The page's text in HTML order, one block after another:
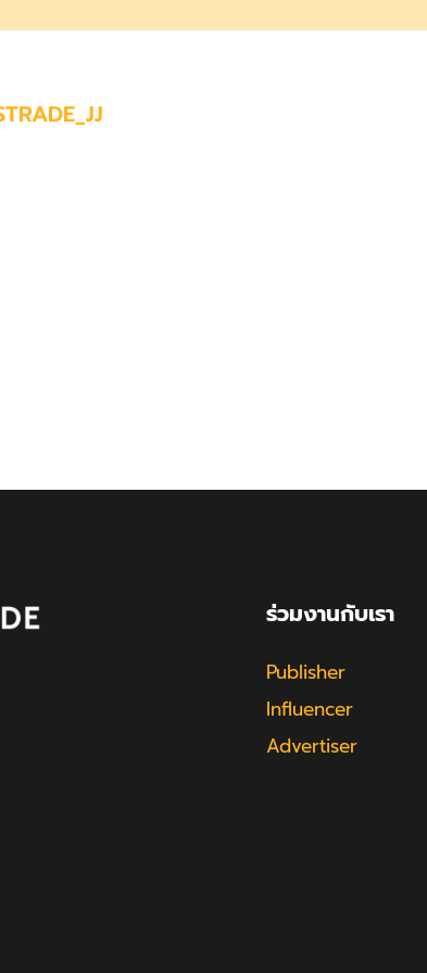
ร่วมงานกับเรา
Publisher
Influencer
Advertiser